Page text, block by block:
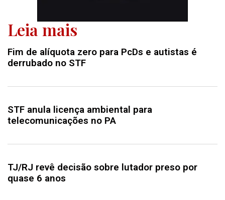
Leia mais
Fim de alíquota zero para PcDs e autistas é
derrubado no STF
STF anula licença ambiental para
telecomunicações no PA
TJ/RJ revê decisão sobre lutador preso por
quase 6 anos